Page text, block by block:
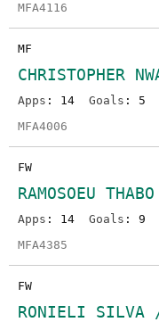
MFA4116
MF
CHRISTOPHER
Apps : 14 Goals : 5
MFA4006
FW
RAMOSOEU
Apps : 14 Goals : 9
MFA4385
FW
RONIELI SILVA